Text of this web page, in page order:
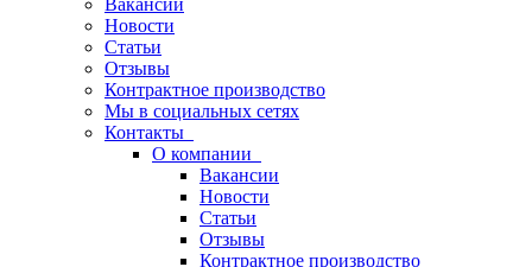
Вакансии
Новости
Статьи
Отзывы
Контрактное производство
Мы в социальных сетях
Контакты
О компании
Вакансии
Новости
Статьи
Отзывы
Контрактное производство